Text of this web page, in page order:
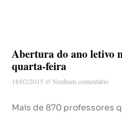
Abertura do ano letivo
quarta-feira
18/02/2015 Nenhum comentário
Mais de 870 professores